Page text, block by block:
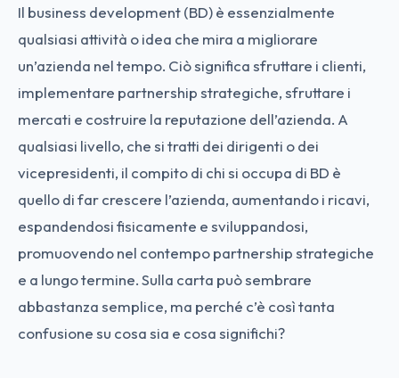
Il business development (BD) è essenzialmente
qualsiasi attività o idea che mira a migliorare
un’azienda nel tempo. Ciò significa sfruttare i clienti,
implementare partnership strategiche, sfruttare i
mercati e costruire la reputazione dell’azienda. A
qualsiasi livello, che si tratti dei dirigenti o dei
vicepresidenti, il compito di chi si occupa di BD è
quello di far crescere l’azienda, aumentando i ricavi,
espandendosi fisicamente e sviluppandosi,
promuovendo nel contempo partnership strategiche
e a lungo termine. Sulla carta può sembrare
abbastanza semplice, ma perché c’è così tanta
confusione su cosa sia e cosa significhi?